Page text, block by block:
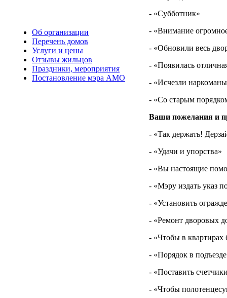
Об организации
Перечень домов
Услуги и цены
Отзывы жильцов
Праздники, мероприятия
Постановление мэра АМО
- «Субботник»
- «Внимание
- «Обновили весь
- «Появилась
- «Исчезли
- «Со старым
Ваши пожелания и
- «Так держать!
- «Удачи и упорства»
- «Вы настоящие
- «Мэру издать указ
- «Установить
- «Ремонт дворовых
- «Чтобы в квартирах
- «Порядок в
- «Поставить
- «Чтобы